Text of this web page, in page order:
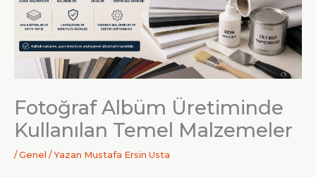
Fotoğraf Albüm Üretiminde
Kullanılan Temel Malzemeler
/Genel / Yazan Mustafa Ersin Usta